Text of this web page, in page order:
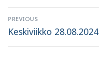
Artikkelien
selaus
PREVIOUS
Previous
Keskiviikko 28.08.2024